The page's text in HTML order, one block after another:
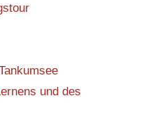
und des